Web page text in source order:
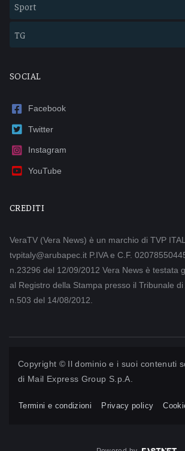
Sport
TG
SOCIAL
Facebook
Twitter
Instagram
YouTube
CREDITI
VeraTV (Vera News) è un marchio di TVP
tvpitaly@arubapec.it P.IVA e C.F.
n.23296 del 12/09/2012 Vera News è testata
al Registro della Stampa presso il Tribunale di
n.503 del 14/08/2012.
Copyright © Il dominio e i suoi contenuti
di Mail Express Group S.p.A.
Termini e condizioni Privacy policy